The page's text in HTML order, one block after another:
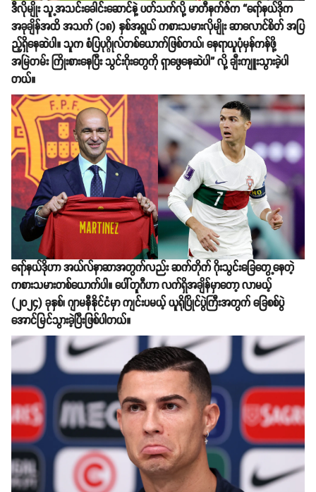
ဒီလိုမျိုး သူ့အသင်းခေါင်းဆောင်နဲ့ ပတ်သက်လို့ မာတီနက်ဇ်က “ရော်နယ်ဒိုက
အခုချိန်အထိ အသက် (၁၈) နှစ်အရွယ် ကစားသမားလိုမျိုး ဆာလောင်စိတ် အပြ
ည့်ရှိနေဆဲပါ။ သူက စံပြပုဂ္ဂိုလ်တစ်ယောက်ဖြစ်တယ်၊ နေရာယူပုံမှန်ကန်ဖို့
အမြဲတမ်း ကြိုးစားနေပြီး သွင်းဂိုးတွေကို ရှာဖွေနေဆဲပါ” လို့ ချီးကျူးသွားခဲ့ပါ
တယ်။
ရော်နယ်ဒိုဟာ အယ်လ်နာဆာအတွက်လည်း ဆက်တိုက် ဂိုးသွင်းခြေတွေ့နေတဲ့
ကစားသမားတစ်ယောက်ပါ။ ပေါ်တူဂီဟာ လက်ရှိအချိန်မှာတော့ လာမယ့်
(၂၀၂၄) ခုနှစ်၊ ဂျာမနီနိုင်ငံမှာ ကျင်းပမယ့် ယူရိုပြိုင်ပွဲကြီးအတွက် ခြေစစ်ပွဲ
အောင်မြင်သွားခဲ့ပြီးဖြစ်ပါတယ်။